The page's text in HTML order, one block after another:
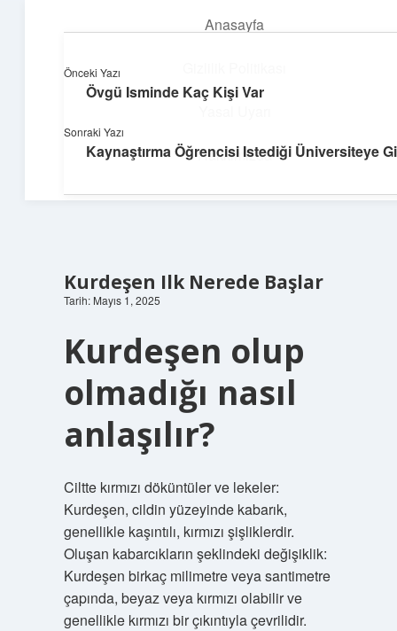
Anasayfa
Hakkımızda
Hızlı Baskı Tüyoları
Yaratıcı fikirlerle projelerini canlandır!
Kurdeşen Ilk Nerede Başlar
Tarih: Mayıs 1, 2025
Kurdeşen olup
olmadığı nasıl
anlaşılır?
Ciltte kırmızı döküntüler ve lekeler:
Kurdeşen, cildin yüzeyinde kabarık,
genellikle kaşıntılı, kırmızı şişliklerdir.
Oluşan kabarcıkların şeklindeki değişiklik:
Kurdeşen birkaç milimetre veya santimetre
çapında, beyaz veya kırmızı olabilir ve
genellikle kırmızı bir çıkıntıyla çevrilidir.
Önceki Yazı
Övgü Isminde Kaç Kişi Var
Sonraki Yazı
Kaynaştırma Öğrencisi Istediği Üniversiteye